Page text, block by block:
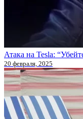
Атака на Tesla:
20 февраля, 2025